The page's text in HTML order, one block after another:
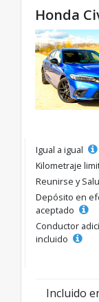
modelo ideal
tarifas
Honda
Igual a igual
Kilometraje
Reunirse y
Depósito en
aceptado
Conductor
incluido
Incluido